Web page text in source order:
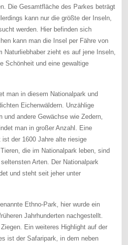
Die Gesamtfläche des Parkes beträgt
kann nur die größte der Inseln,
werden. Hier befinden sich
kann man die Insel per Fähre von
Naturliebhaber zieht es auf jene Inseln,
Schönheit und eine gewaltige
man in diesem Nationalpark und
Eichenwäldern. Unzählige
und andere Gewächse wie Zedern,
man in großer Anzahl. Eine
ist der 1600 Jahre alte riesige
die im Nationalpark leben, sind
Arten. Der Nationalpark
und steht seit jeher unter
Ethno-Park, hier wurde ein
Jahrhunderten nachgestellt.
Ein weiteres Highlight auf der
ist der Safaripark, in dem neben